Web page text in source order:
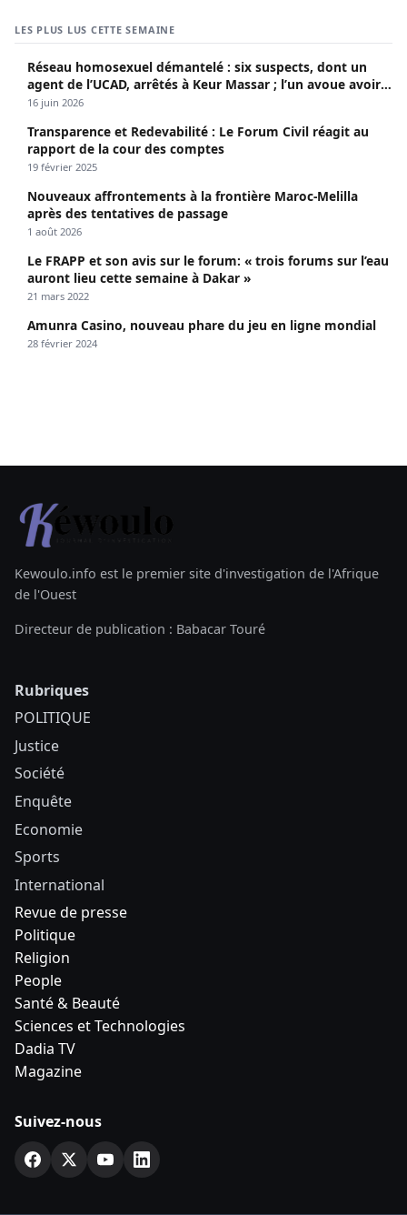
LES PLUS LUS CETTE SEMAINE
Réseau homosexuel démantelé : six suspects, dont un
agent de l’UCAD, arrêtés à Keur Massar ; l’un avoue avoir
propagé le VIH depuis 2018
16 juin 2026
Transparence et Redevabilité : Le Forum Civil réagit au
rapport de la cour des comptes
19 février 2025
Nouveaux affrontements à la frontière Maroc-Melilla
après des tentatives de passage
1 août 2026
Le FRAPP et son avis sur le forum: « trois forums sur l’eau
auront lieu cette semaine à Dakar »
21 mars 2022
Amunra Casino, nouveau phare du jeu en ligne mondial
28 février 2024
Kewoulo.info est le premier site d'investigation de l'Afrique
de l'Ouest
Directeur de publication : Babacar Touré
Rubriques
POLITIQUE
Justice
Société
Enquête
Economie
Sports
International
Revue de presse
Politique
Religion
People
Santé & Beauté
Sciences et Technologies
Dadia TV
Magazine
Suivez-nous